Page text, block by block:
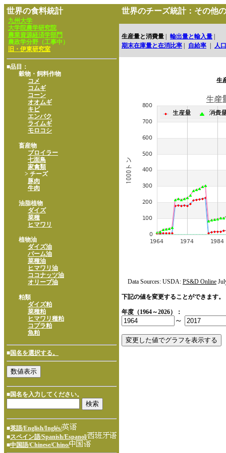
世界の食料統計
九州大学
大学院農学研究院
農業資源経済学部門
農政学分野（工事中）
旧・伊東研究室
■品目：
穀物・飼料作物
コメ
コムギ
コーン
オオムギ
キビ
エンバク
ライムギ
モロコシ
畜産物
ブロイラー
七面鳥
家禽類
> チーズ
豚肉
牛肉
油脂植物
ダイズ
菜種
ヒマワリ
植物油
ダイズ油
パーム油
菜種油
ヒマワリ油
ココナッツ油
オリーブ油
粕類
ダイズ粕
菜種粕
ヒマワリ種粕
コプラ粕
魚粕
■国名を選択する。
■国名を入力してください。
■英語/English/Inglés/
■スペイン語/Spanish/Espanol/
■中国語/Chinese/Chino/
世界のチーズ統計：その他
生産量と消費量 輸出量と輸入量
期末在庫量と在消比率
自給率 人口
生
Data Sources: USDA: PS&D Online
下記の値を変更することができます。
年度（1964～2026）：
～